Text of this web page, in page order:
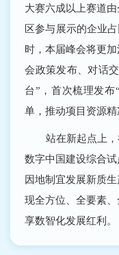
大赛六成以上赛道
区参与展示的企业
时，本届峰会将更
会政策发布、对话
台”，首次梳理发
单，推动项目资源精
站在新起点上
数字中国建设综合
因地制宜发展新质
现全方位、全要素
享数智化发展红利。